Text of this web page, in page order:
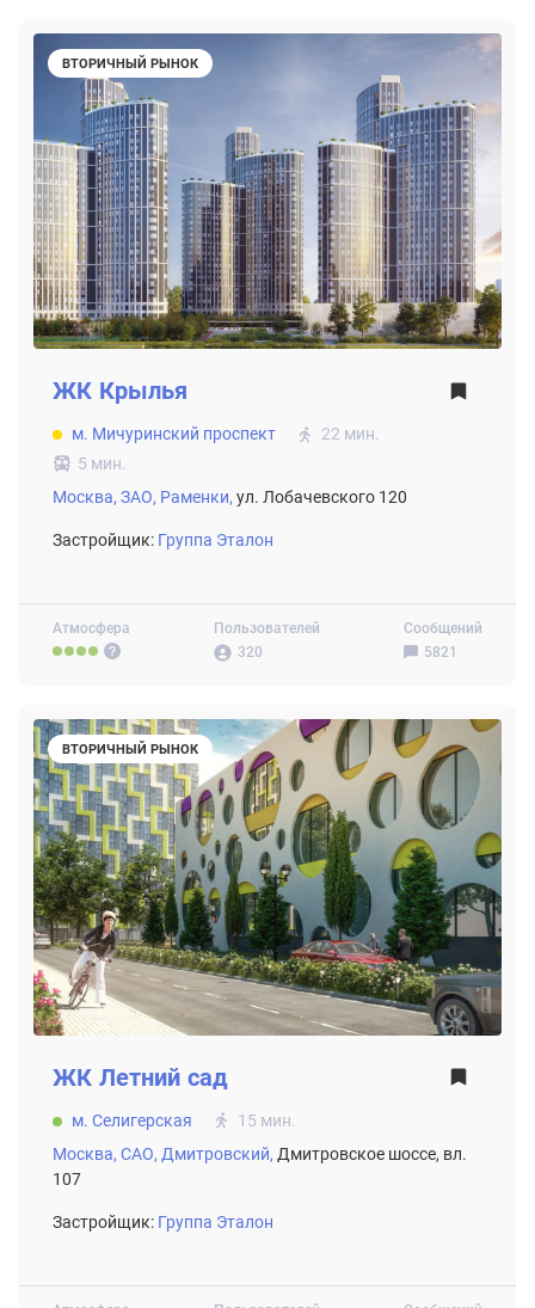
ВТОРИЧНЫЙ РЫНОК
Атмосфера
Пользователей
320
Сообщений
5821
ЖК Крылья
м. Мичуринский проспект
22 мин.
5 мин.
Москва, ЗАО, Раменки, ул. Лобачевского 120
Застройщик: Группа Эталон
ВТОРИЧНЫЙ РЫНОК
ЖК Летний сад
м. Селигерская
15 мин.
Москва, САО, Дмитровский, Дмитровское шоссе, вл.
107
Застройщик: Группа Эталон